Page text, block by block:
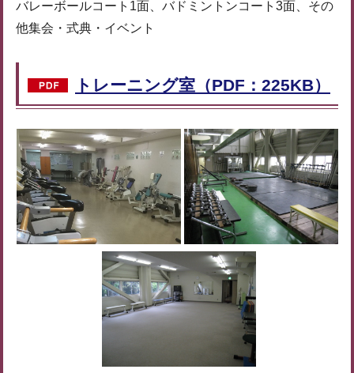
バレーボールコート1面、バドミントンコート3面、その
他集会・式典・イベント
トレーニング室（PDF：225KB）